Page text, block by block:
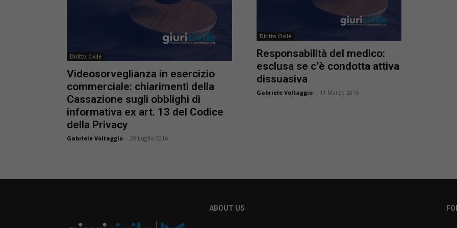
Diritto Civile
Videosorveglianza in esercizio
commerciale: chiarimenti della
Cassazione sugli obblighi di
informativa ex art. 13 del Codice
della Privacy
Gabriele Voltaggio 20 Luglio 2016
Diritto Civile
Responsabilità del medico:
esclusa se c’è condotta attiva
dissuasiva
Gabriele Voltaggio 11 Marzo 2015
ABOUT US